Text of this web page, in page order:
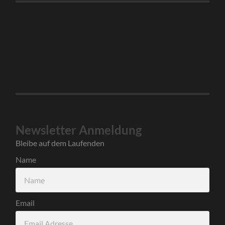
Newsletter Anmeldung
Bleibe auf dem Laufenden
Name
Email